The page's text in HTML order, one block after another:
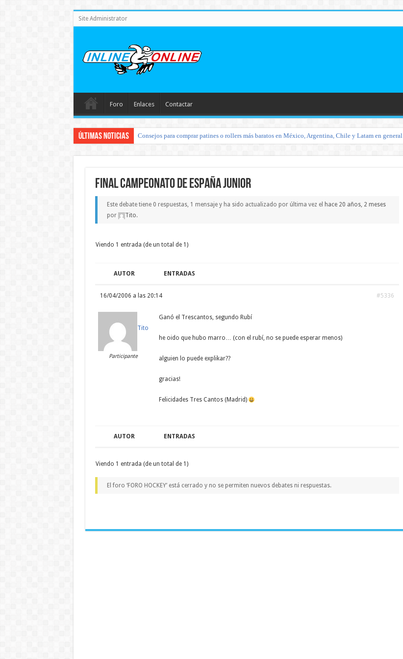
Site Administrator
Foro Enlaces Contactar
Últimas noticias Consejos para comprar patines o rollers más baratos en México, Argentina, Chile y Latam en general
Final Campeonato de España Junior
Este debate tiene 0 respuestas, 1 mensaje y ha sido actualizado por última vez el hace 20 años, 2 meses
por
Tito.
Viendo 1 entrada (de un total de 1)
AUTOR ENTRADAS
16/04/2006 a las 20:14 #5336
Tito
Participante
Ganó el Trescantos, segundo Rubí
he oido que hubo marro… (con el rubí, no se puede esperar menos)
alguien lo puede explikar??
gracias!
Felicidades Tres Cantos (Madrid)
AUTOR ENTRADAS
Viendo 1 entrada (de un total de 1)
El foro ‘FORO HOCKEY’ está cerrado y no se permiten nuevos debates ni respuestas.